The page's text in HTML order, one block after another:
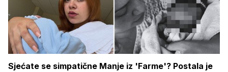
Sjećate se simpatične Manje iz 'Farme'? Postala je